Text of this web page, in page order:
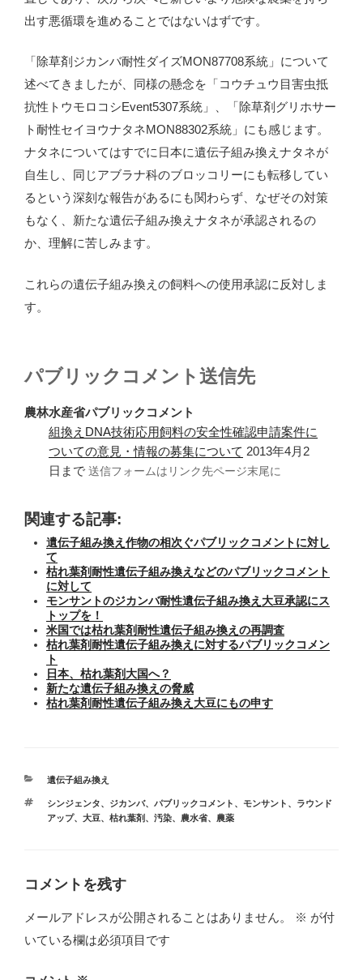
出す悪循環を進めることではないはずです。
「除草剤ジカンバ耐性ダイズMON87708系統」について
述べてきましたが、同様の懸念を「コウチュウ目害虫抵
抗性トウモロコシEvent5307系統」、「除草剤グリホサー
ト耐性セイヨウナタネMON88302系統」にも感じます。
ナタネについてはすでに日本に遺伝子組み換えナタネが
自生し、同じアブラナ科のブロッコリーにも転移してい
るという深刻な報告があるにも関わらず、なぜその対策
もなく、新たな遺伝子組み換えナタネが承認されるの
か、理解に苦しみます。
これらの遺伝子組み換えの飼料への使用承認に反対しま
す。
パブリックコメント送信先
農林水産省パブリックコメント
組換えDNA技術応用飼料の安全性確認申請案件に
ついての意見・情報の募集について 2013年4月2
日まで 送信フォームはリンク先ページ末尾に
関連する記事:
遺伝子組み換え作物の相次ぐパブリックコメントに対し
て
枯れ葉剤耐性遺伝子組み換えなどのパブリックコメント
に対して
モンサントのジカンバ耐性遺伝子組み換え大豆承認にス
トップを！
米国では枯れ葉剤耐性遺伝子組み換えの再調査
枯れ葉剤耐性遺伝子組み換えに対するパブリックコメン
ト
日本、枯れ葉剤大国へ？
新たな遺伝子組み換えの脅威
枯れ葉剤耐性遺伝子組み換え大豆にもの申す
カ
ゴ
リ
遺伝子組み換え
タ
グ
シンジェンタ、 ジカンバ、 パブリックコメント 、 モンサント 、
ラウンド
アップ、 大豆 、 枯れ葉剤 、 汚染、 農水省、 農薬
コメントを残す
メールアドレスが公開されることはありません。 ※ が付
いている欄は必須項目です